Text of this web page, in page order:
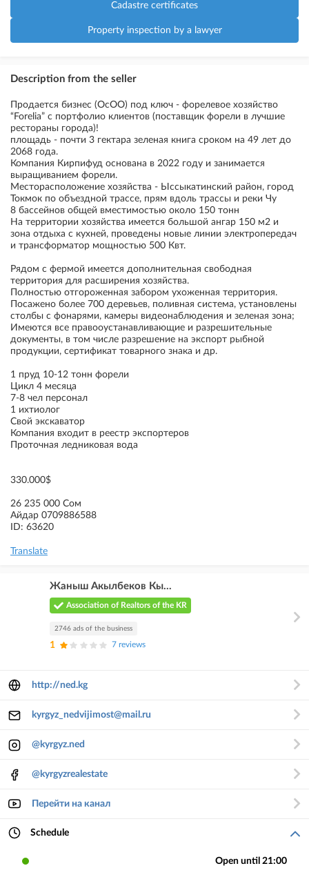
Cadastre certificates
Property inspection by a lawyer
Description from the seller
Продается бизнес (ОсОО) под ключ - форелевое хозяйство
“Forelia” с портфолио клиентов (поставщик форели в лучшие
рестораны города)!
площадь - почти 3 гектара зеленая книга сроком на 49 лет до
2068 года.
Компания Кирпифуд основана в 2022 году и занимается
выращиванием форели.
Месторасположение хозяйства - Ыссыкатинский район, город
Токмок по объездной трассе, прям вдоль трассы и реки Чу
8 бассейнов общей вместимостью около 150 тонн
На территории хозяйства имеется большой ангар 150 м2 и
зона отдыха с кухней, проведены новые линии электропередач
и трансформатор мощностью 500 Квт.
Рядом с фермой имеется дополнительная свободная
территория для расширения хозяйства.
Полностью отгороженная забором ухоженная территория.
Посажено более 700 деревьев, поливная система, установлены
столбы с фонарями, камеры видеонаблюдения и зеленая зона;
Имеются все правооустанавливающие и разрешительные
документы, в том числе разрешение на экспорт рыбной
продукции, сертификат товарного знака и др.
1 пруд 10-12 тонн форели
Цикл 4 месяца
7-8 чел персонал
1 ихтиолог
Свой экскаватор
Компания входит в реестр экспортеров
Проточная ледниковая вода
330.000$
26 235 000 Сом
Айдар 0709886588
ID: 63620
Translate
Жаныш Акылбеков Кы...
Association of Realtors of the KR
2746 ads of the business
1 7 reviews
http://ned.kg
kyrgyz_nedvijimost@mail.ru
@kyrgyz.ned
@kyrgyzrealestate
Перейти на канал
Schedule
Open until 21:00